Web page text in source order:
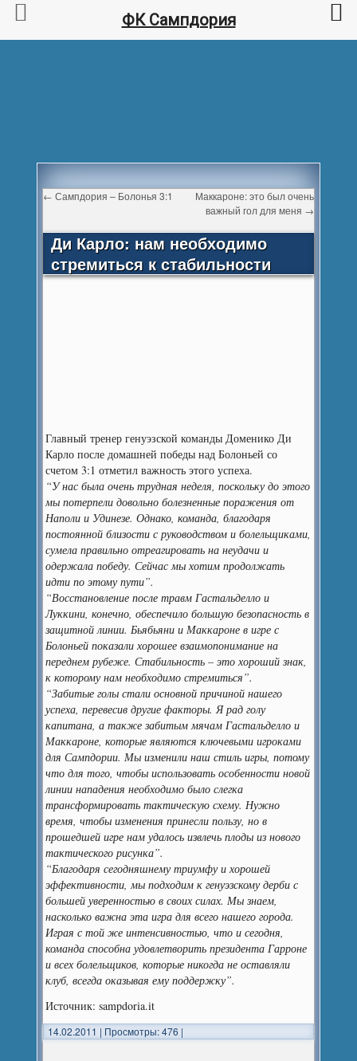
← Сампдория – Болонья 3:1
Маккароне: это был очень
важный гол для меня →
Ди Карло: нам необходимо
стремиться к стабильности
Главный тренер генуэзской команды Доменико Ди
Карло после домашней победы над Болоньей со
счетом 3:1 отметил важность этого успеха.
“У нас была очень трудная неделя, поскольку до этого
мы потерпели довольно болезненные поражения от
Наполи и Удинезе. Однако, команда, благодаря
постоянной близости с руководством и болельщиками,
сумела правильно отреагировать на неудачи и
одержала победу. Сейчас мы хотим продолжать
идти по этому пути”.
“Восстановление после травм Гастальделло и
Луккини, конечно, обеспечило большую безопасность в
защитной линии. Бьябьяни и Маккароне в игре с
Болоньей показали хорошее взаимопонимание на
переднем рубеже. Стабильность – это хороший знак,
к которому нам необходимо стремиться”.
“Забитые голы стали основной причиной нашего
успеха, перевесив другие факторы. Я рад голу
капитана, а также забитым мячам Гастальделло и
Маккароне, которые являются ключевыми игроками
для Сампдории. Мы изменили наш стиль игры, потому
что для того, чтобы использовать особенности новой
линии нападения необходимо было слегка
трансформировать тактическую схему. Нужно
время, чтобы изменения принесли пользу, но в
прошедшей игре нам удалось извлечь плоды из нового
тактического рисунка”.
“Благодаря сегодняшнему триумфу и хорошей
эффективности, мы подходим к генуэзскому дерби с
большей уверенностью в своих силах. Мы знаем,
насколько важна эта игра для всего нашего города.
Играя с той же интенсивностью, что и сегодня,
команда способна удовлетворить президента Гарроне
и всех болельщиков, которые никогда не оставляли
клуб, всегда оказывая ему поддержку”.
Источник: sampdoria.it
14.02.2011 | Просмотры: 476 |
ФК Сампдория